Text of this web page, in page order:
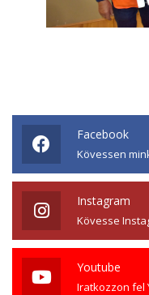
Facebook
Kövessen
Instagram
Kövesse
Youtube
Iratkozzon fel